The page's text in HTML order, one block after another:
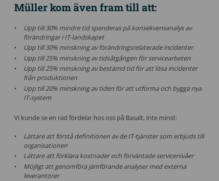
Müller kom även fram till att:
Upp till 30% mindre tid spenderas på konsekvensanalys av
förändringar i IT-landskapet
Upp till 30% minskning av förändringsrelaterade incidenter
Upp till 25% minskning av tidsåtgången för servicearbeten
Upp till 25% minskning av bestämd tid för att lösa incidenter
från produktionen
Upp till 20% minskning av tiden för att utforma och bygga nya
IT-system
Vi kunde se en rad fördelar hos oss på Basalt, inte minst:
Lättare att förstå definitionen av de IT-tjänster som erbjuds till
organisationen
Lättare att förklara kostnader och förväntade servicenivåer
Möjligt att genomföra jämförande analyser med externa
leverantörer